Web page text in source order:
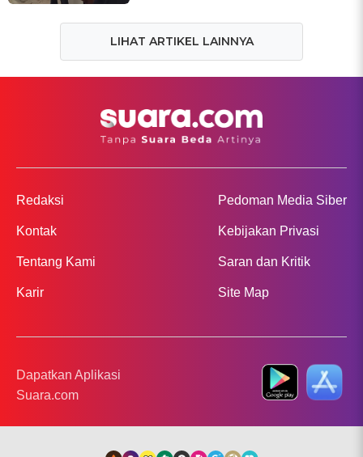
LIHAT ARTIKEL LAINNYA
Redaksi
Kontak
Tentang Kami
Karir
Pedoman Media Siber
Kebijakan Privasi
Saran dan Kritik
Site Map
Dapatkan Aplikasi
Suara.com